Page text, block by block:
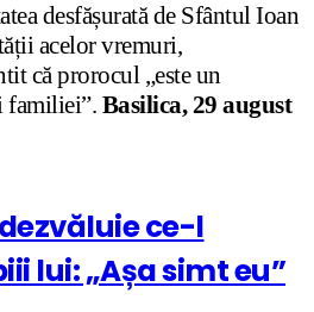
desfășurată de Sfântul Ioan
acelor vremuri,
că prorocul „este un
familiei”. Basilica, 29 august
ce-l
lui: „Așa simt eu”